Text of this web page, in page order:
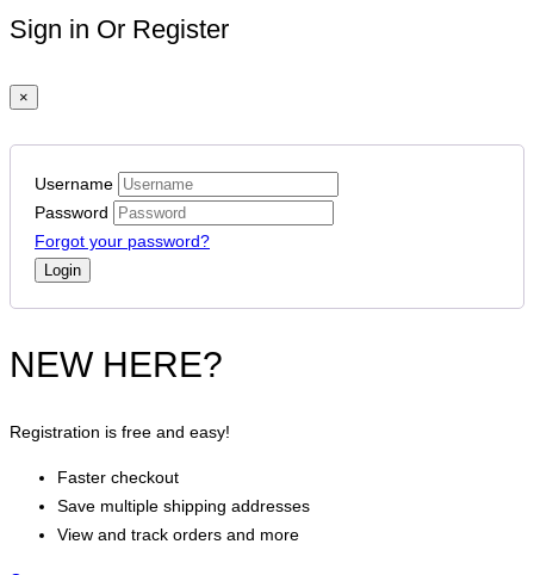
Sign in Or Register
×
Username
Password
Forgot your password?
NEW HERE?
Registration is free and easy!
Faster checkout
Save multiple shipping addresses
View and track orders and more